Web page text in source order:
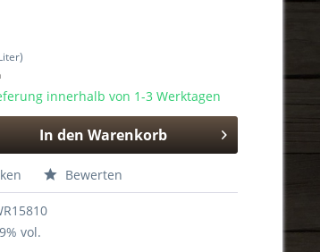
innerhalb von 1-3 Werktagen
In den Warenkorb
Hinzugefügt
Bewerten
vol.